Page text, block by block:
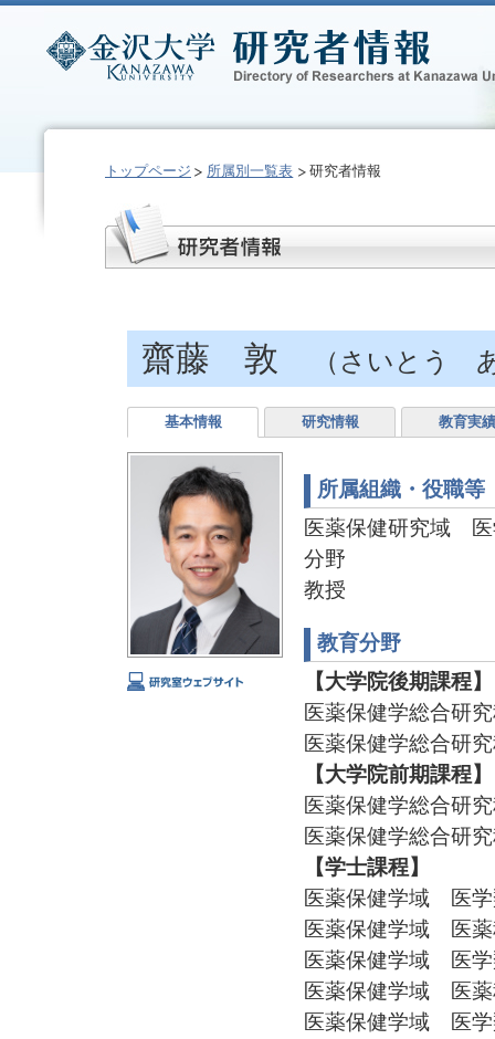
トップページ 所属別一覧表 研究者情報
齋藤 敦 （さいとう
基本情報 研究情報 教育実績
所属組織・役職等
医薬保健研究域
分野
教授
教育分野
【大学院後期課程】
医薬保健学総合研
医薬保健学総合研
【大学院前期課程】
医薬保健学総合研
医薬保健学総合研
【学士課程】
医薬保健学域 医
医薬保健学域 医
医薬保健学域 医
医薬保健学域 医
医薬保健学域 医